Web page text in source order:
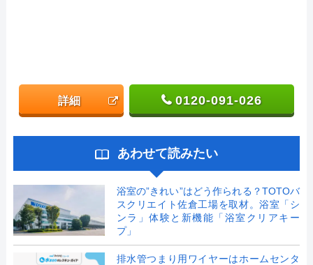
詳細 0120-091-026
あわせて読みたい
浴室の”きれい”はどう作られる？TOTOバ
スクリエイト佐倉工場を取材。浴室「シ
ンラ」体験と新機能「浴室クリアキー
プ」
排水管つまり用ワイヤーはホームセンタ